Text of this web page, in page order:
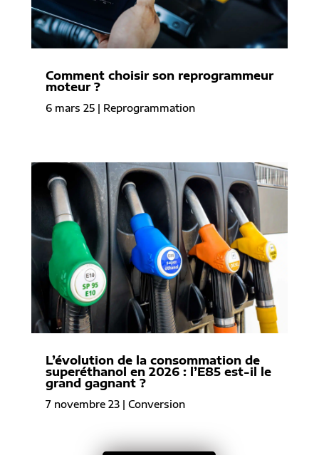
Comment choisir son reprogrammeur
moteur ?
6 mars 25| Reprogrammation
L’évolution de la consommation de
superéthanol en 2026 : l’E85 est-il le
grand gagnant ?
7 novembre 23| Conversion